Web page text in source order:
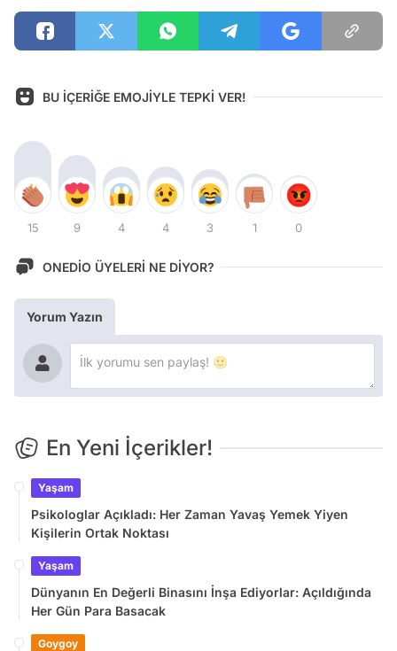
BU İÇERİĞE EMOJİYLE TEPKİ VER!
15 9 4 4 3 1 0
ONEDİO ÜYELERİ NE DİYOR?
Yorum Yazın
En Yeni İçerikler!
Yaşam
Psikologlar Açıkladı: Her Zaman Yavaş Yemek Yiyen
Kişilerin Ortak Noktası
Yaşam
Dünyanın En Değerli Binasını İnşa Ediyorlar: Açıldığında
Her Gün Para Basacak
Goygoy